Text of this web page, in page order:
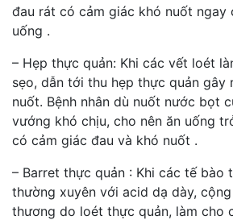
đau rát có cảm giác khó nuốt ngay
uống .
– Hẹp thực quản: Khi các vết loét
sẹo, dẫn tới thu hẹp thực quản gây
nuốt. Bệnh nhân dù nuốt nước bọt
vướng khó chịu, cho nên ăn uống
có cảm giác đau và khó nuốt .
– Barret thực quản : Khi các tế bào
thường xuyên với acid dạ dày,
thương do loét thực quản, làm cho